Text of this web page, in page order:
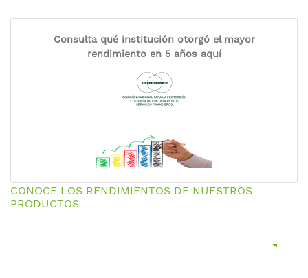
Consulta qué institución otorgó el mayor
rendimiento en 5 años aquí
CONOCE LOS RENDIMIENTOS DE NUESTROS
PRODUCTOS